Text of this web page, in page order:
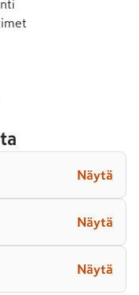
Näytä
Näytä
Näytä